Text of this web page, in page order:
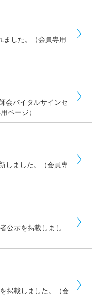
ました。（会員専用
会バイタルサインセ
ページ）
しました。（会員専
公示を掲載しまし
掲載しました。（会